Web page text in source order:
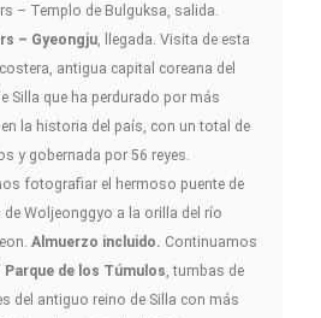
– Templo de Bulguksa, salida.
– Gyeongju , llegada. Visita de esta
antigua capital coreana del
Silla que ha perdurado por más
la historia del país, con un total de
y gobernada por 56 reyes.
fotografiar el hermoso puente de
de Woljeonggyo a la orilla del río
Almuerzo incluido. Continuamos
Parque de los Túmulos , tumbas de
del antiguo reino de Silla con más